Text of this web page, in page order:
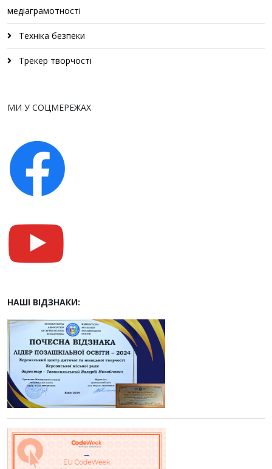
медіаграмотності
Техніка безпеки
Трекер творчості
МИ У СОЦМЕРЕЖАХ
НАШІ ВІДЗНАКИ: